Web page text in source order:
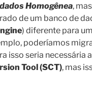
Homogênea,
de um banco de
) diferente para
poderíamos
isso seria necessária
Tool (SCT), mas